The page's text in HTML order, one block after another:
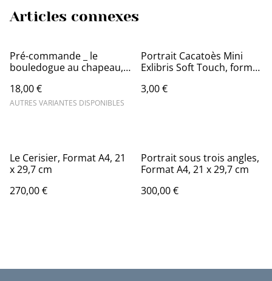
Articles connexes
Pré-commande _ le
bouledogue au chapeau,
d'oreilles
18,00 €
AUTRES VARIANTES DISPONIBLES
Portrait Cacatoès Mini
Exlibris Soft Touch, format
3,00 €
Le Cerisier, Format A4, 21
x 29,7 cm
270,00 €
Portrait sous trois angles,
Format A4, 21 x 29,7 cm
300,00 €